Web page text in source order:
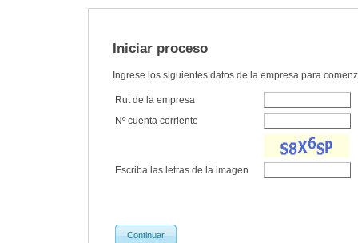
Iniciar proceso
Ingrese los siguientes datos de la empresa para
Rut de la empresa
Nº cuenta corriente
Escriba las letras de la imagen
Continuar